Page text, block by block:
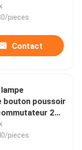
de balancier
pieces
Contact
bouton poussoir
2
de radio de
pieces